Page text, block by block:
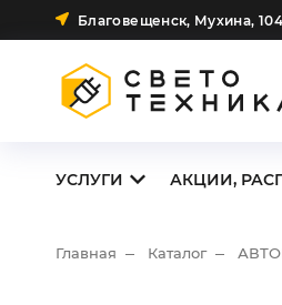
Благовещенск, Мухина, 104
УСЛУГИ АКЦИИ,
Главная Каталог